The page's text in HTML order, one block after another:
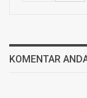
KOMENTAR